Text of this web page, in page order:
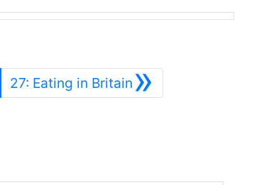
»
27: Eating in BritainSiguiente